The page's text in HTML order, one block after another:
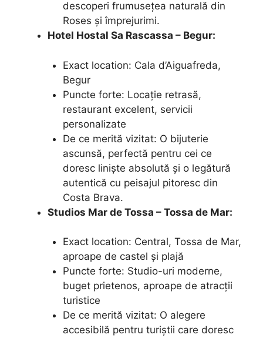
descoperi frumusețea naturală din
Roses și împrejurimi.
Hotel Hostal Sa Rascassa – Begur:
Exact location: Cala d’Aiguafreda,
Begur
Puncte forte: Locație retrasă,
restaurant excelent, servicii
personalizate
De ce merită vizitat: O bijuterie
ascunsă, perfectă pentru cei ce
doresc liniște absolută și o legătură
autentică cu peisajul pitoresc din
Costa Brava.
Studios Mar de Tossa – Tossa de Mar:
Exact location: Central, Tossa de Mar,
aproape de castel și plajă
Puncte forte: Studio-uri moderne,
buget prietenos, aproape de atracții
turistice
De ce merită vizitat: O alegere
accesibilă pentru turiștii care doresc